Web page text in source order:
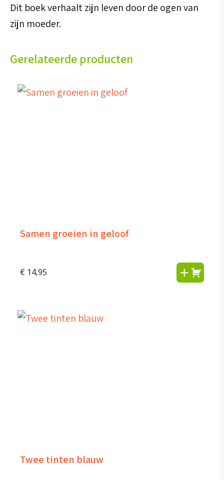
Dit boek verhaalt zijn leven door de ogen van
zijn moeder.
Gerelateerde producten
Samen groeien in geloof
€ 14,95
Twee tinten blauw